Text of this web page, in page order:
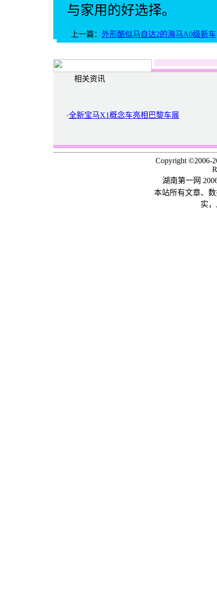
与家用的好选择。
上一篇： 外形酷似马自达2的海马A0级新车
相关资讯
·全新宝马X1概念车亮相巴黎车展
Copyright ©2006-
湖南第一网
本站所有文章、
实